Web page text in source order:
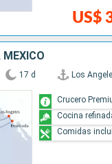
US$
MÉXICO
17 d Los
Crucero
Cocina
Comidas